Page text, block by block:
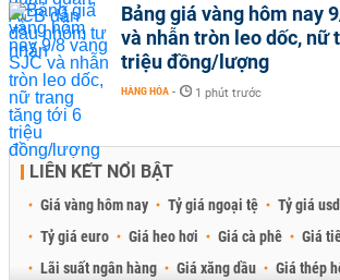
Bảng giá vàng hôm nay
và nhẫn tròn leo dốc, nữ
triệu đồng/lượng
HÀNG HÓA - 1 phút trước
LIÊN KẾT NỔI BẬT
Giá vàng hôm nay Tỷ giá ngoại tệ Tỷ giá usd
Tỷ giá euro
Giá heo hơi Giá cà phê
Giá
Lãi suất ngân hàng
Giá xăng dầu Giá thép